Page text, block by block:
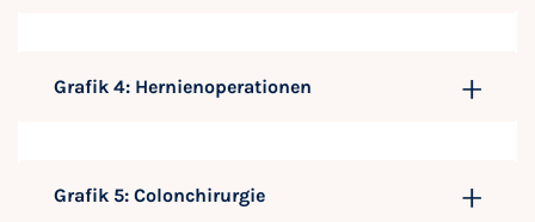
Grafik 4: Hernienoperationen
Grafik 5: Colonchirurgie